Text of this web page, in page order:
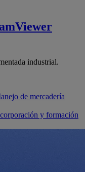
industrial.
de mercadería
y formación